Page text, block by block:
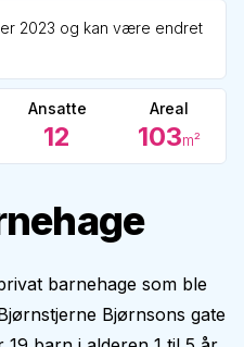
2023 og kan være endret
Ansatte
12
Areal
103m²
barnehage som ble
Bjørnsons gate